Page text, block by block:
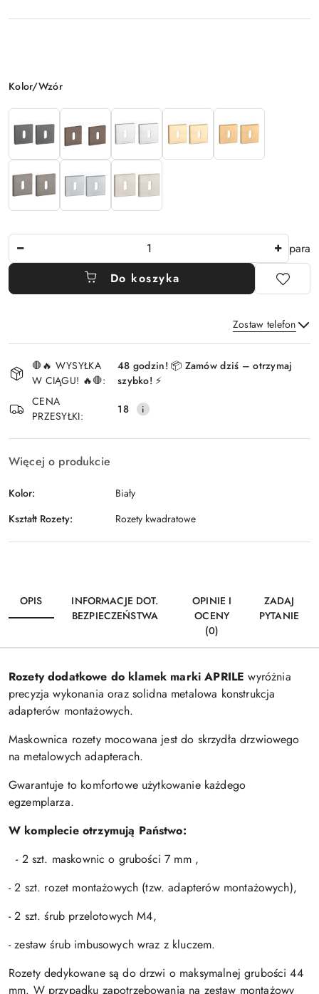
Wariant
Kolor/Wzór
para
Do koszyka
Zostaw telefon
Wyślij
i
dostawa
🛑🔥 WYSYŁKA
W CIĄGU! 🔥🛑:
48 godzin! 📦 Zamów dziś – otrzymaj
szybko! ⚡
CENA
PRZESYŁKI:
18
Więcej o produkcie
Kolor:
Biały
Kształt Rozety:
Rozety kwadratowe
OPIS
INFORMACJE DOT.
BEZPIECZEŃSTWA
OPINIE I
OCENY
(0)
ZADAJ
PYTANIE
Rozety dodatkowe do klamek marki APRILE wyróżnia
precyzja wykonania oraz solidna metalowa konstrukcja
adapterów montażowych.
Maskownica rozety mocowana jest do skrzydła drzwiowego
na metalowych adapterach.
Gwarantuje to komfortowe użytkowanie każdego
egzemplarza.
W komplecie otrzymują Państwo:
- 2 szt. maskownic o grubości 7 mm ,
- 2 szt. rozet montażowych (tzw. adapterów montażowych),
- 2 szt. śrub przelotowych M4,
- zestaw śrub imbusowych wraz z kluczem.
Rozety dedykowane są do drzwi o maksymalnej grubości 44
mm. W przypadku zapotrzebowania na zestaw montażowy